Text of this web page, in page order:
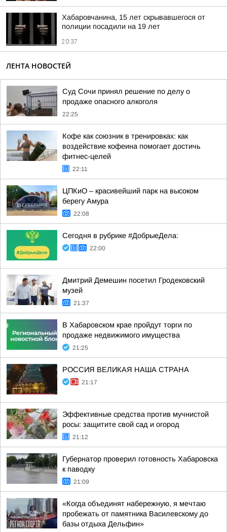
Хабаровчанина, 15 лет скрывавшегося от
полиции посадили на 19 лет
20:37
ЛЕНТА НОВОСТЕЙ
Суд Сочи принял решение по делу о
продаже опасного алкоголя
22:25
Кофе как союзник в тренировках: как
воздействие кофеина помогает достичь
фитнес-целей
22:11
ЦПКиО – красивейший парк на высоком
берегу Амура
22:08
Сегодня в рубрике #ДобрыеДела:
22:00
Дмитрий Демешин посетил Гродековский
музей
21:37
В Хабаровском крае пройдут торги по
продаже недвижимого имущества
21:25
РОССИЯ ВЕЛИКАЯ НАША СТРАНА
21:17
Эффективные средства против мучнистой
росы: защитите свой сад и огород
21:12
Губернатор проверил готовность Хабаровска
к паводку
21:09
«Когда объединят набережную, я мечтаю
пробежать от памятника Василевскому до
базы отдыха Дельфин»